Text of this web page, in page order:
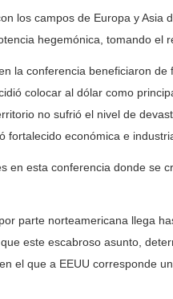
campos de Europa y Asia
hegemónica, tomando el
conferencia beneficiaron de
colocar al dólar como
no sufrió el nivel de
fortalecido económica e
esta conferencia donde se
norteamericana llega
este escabroso asunto,
el que a EEUU corresponde